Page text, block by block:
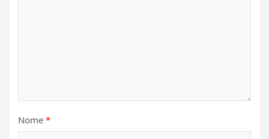
Nome *